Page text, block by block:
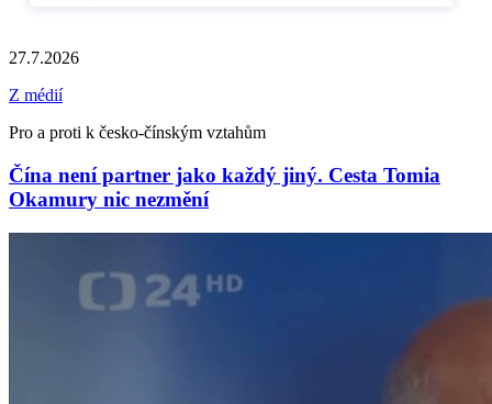
27.7.2026
Z médií
Pro a proti k česko-čínským vztahům
Čína není partner jako každý jiný. Cesta Tomia
Okamury nic nezmění